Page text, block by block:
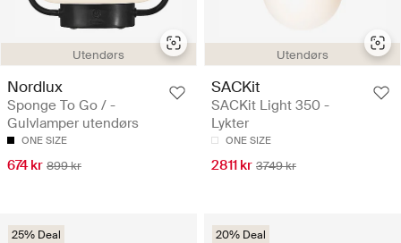
Utendørs
Nordlux
Sponge To Go / -
Gulvlamper utendørs
ONE SIZE
674 kr 899 kr
Utendørs
SACKit
SACKit Light 350 -
Lykter
ONE SIZE
2811 kr 3749 kr
25% Deal 20% Deal